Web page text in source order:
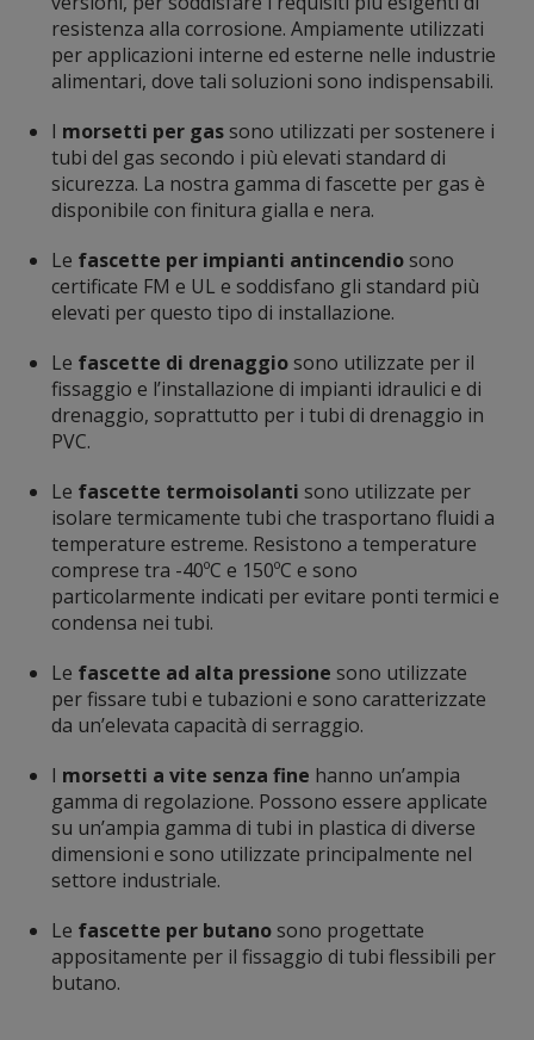
resistenza alla corrosione. Ampiamente utilizzati
per applicazioni interne ed esterne nelle industrie
alimentari, dove tali soluzioni sono indispensabili.
I morsetti per gassono utilizzati per sostenere i
tubi del gas secondo i più elevati standard di
sicurezza. La nostra gamma di fascette per gas è
disponibile con finitura gialla e nera.
Le fascette per impianti antincendiosono
certificate FM e UL e soddisfano gli standard più
elevati per questo tipo di installazione.
Le fascette di drenaggiosono utilizzate per il
fissaggio e l’installazione di impianti idraulici e di
drenaggio, soprattutto per i tubi di drenaggio in
PVC.
Le fascette termoisolanti sono utilizzate per
isolare termicamente tubi che trasportano fluidi a
temperature estreme. Resistono a temperature
comprese tra -40ºC e 150ºC e sono
particolarmente indicati per evitare ponti termici e
condensa nei tubi.
Le fascette ad alta pressione sono utilizzate
per fissare tubi e tubazioni e sono caratterizzate
da un’elevata capacità di serraggio.
I morsetti a vite senza fine hanno un’ampia
gamma di regolazione. Possono essere applicate
su un’ampia gamma di tubi in plastica di diverse
dimensioni e sono utilizzate principalmente nel
settore industriale.
Le fascette per butanosono progettate
appositamente per il fissaggio di tubi flessibili per
butano.